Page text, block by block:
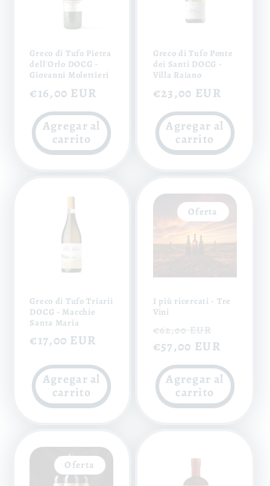
Greco di Tufo Pietra
dell'Orlo DOCG -
Giovanni Molettieri
Precio
habitual
€16,00 EUR
Agregar al
carrito
Greco di Tufo Ponte
dei Santi DOCG -
Villa Raiano
Precio
habitual
€23,00 EUR
Agregar al
carrito
Greco di Tufo Triarii
DOCG - Macchie
Santa Maria
Precio
€17,00 EUR
Agregar al
carrito
Oferta
I più ricercati - Tre
Vini
Precio
habitual
€62,00 EUR
de
oferta
€57,00 EUR
Agregar al
carrito
Oferta